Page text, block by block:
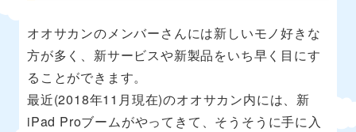
オオサカンのメンバーさんには新しいモノ好きな
方が多く、新サービスや新製品をいち早く目にす
ることができます。
最近(2018年11月現在)のオオサカン内には、新
iPad Proブームがやってきて、そうそうに手に入